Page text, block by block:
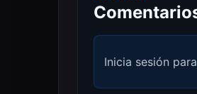
Inicia sesión